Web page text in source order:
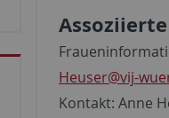
Heuser@vij-
Kontakt: Anne